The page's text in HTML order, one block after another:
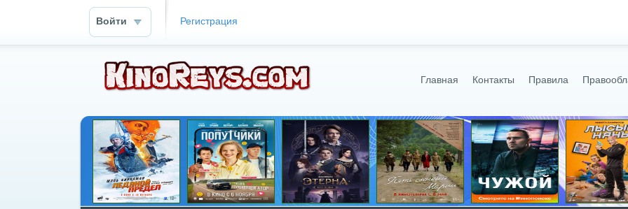
Войти Регистрация
Главная Контакты Правила